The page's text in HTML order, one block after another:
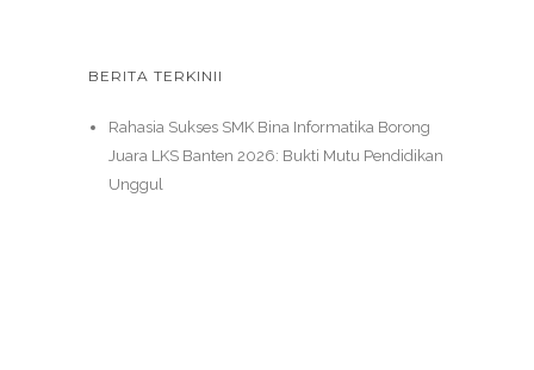
BERITA TERKINII
Rahasia Sukses SMK Bina Informatika Borong
Juara LKS Banten 2026: Bukti Mutu Pendidikan
Unggul